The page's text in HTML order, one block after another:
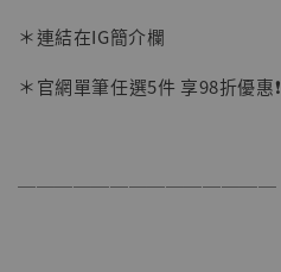
＊連結在IG簡介欄
＊官網單筆任選5件 享98折優惠❗️
──────────────